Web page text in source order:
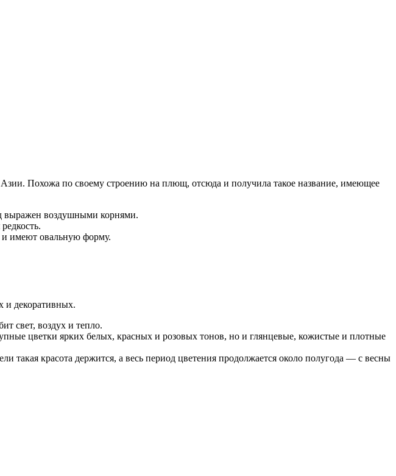
Похожа по своему строению на плющ, отсюда и получила такое название, имеющее
выражен воздушными корнями.
и имеют овальную форму.
и декоративных.
свет, воздух и тепло.
цветки ярких белых, красных и розовых тонов, но и глянцевые, кожистые и плотные
красота держится, а весь период цветения продолжается около полугода — с весны